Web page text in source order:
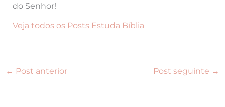
do Senhor!
Veja todos os Posts Estuda Bíblia
← Post anterior Post seguinte →